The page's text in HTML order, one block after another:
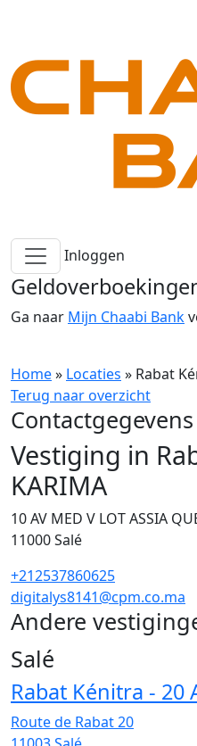
Inloggen
Ga naar Mijn Chaabi Bank
Home» Locaties » Rabat
Terug naar overzicht
Contactgegevens
Vestiging in
KARIMA
10 AV MED V LOT ASSIA
11000Salé
+212537860625
digitalys8141@cpm.co.ma
Andere
Salé
Rabat Kénitra - 20
Route de Rabat 20